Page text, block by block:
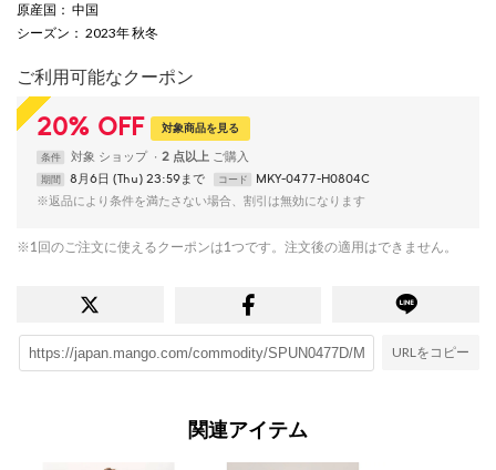
原産国 ： 中国
シーズン ： 2023年 秋冬
ご利用可能なクーポン
20% OFF 対象商品を見る
条件 対象 ショップ 2 点以上
期間 8月6日 (Thu) 23:59まで コード
MKY-0477-H0804C
※返品により条件を満たさない場合、割引は無効になります
※1回のご注文に使えるクーポンは1つです。注文後の適用はできません。
URLをコピー
関連アイテム